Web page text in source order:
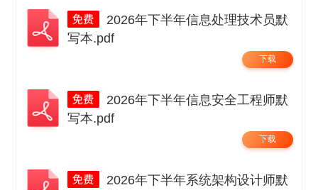
写本.pdf
下载
写本.pdf
下载